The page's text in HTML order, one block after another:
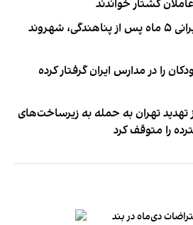
کشتار خواندند
دو فوتبالیست زن ایرانی ۵ ماه پس از پناهندگی، شهروند
را در مدارس ایران گرفتار کرده
تهدید تهران به حمله به زیرساخت‌های
را متوقف کرد
دی‌ماه در بند